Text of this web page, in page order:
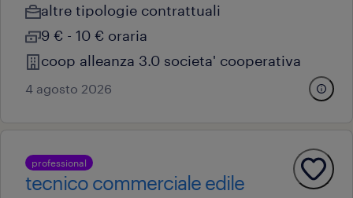
altre tipologie contrattuali
9 € - 10 € oraria
coop alleanza 3.0 societa' cooperativa
4 agosto 2026
professional
tecnico commerciale edile